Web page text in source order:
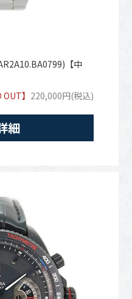
【中
OUT】 220,000円(税込)
細